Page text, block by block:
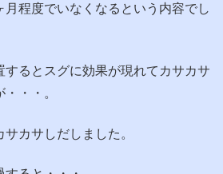
程度でいなくなるという内容でし
するとスグに効果が現れてカサカサ
・・。
カサしだしました。